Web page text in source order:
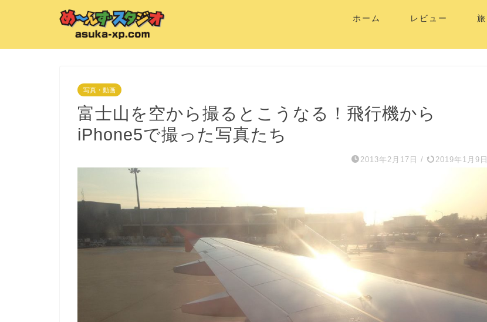
ホーム レビュー 旅
写真・動画
富士山を空から撮るとこうなる！飛行機から
iPhone5で撮った写真たち
2013年2月17日 / 2019年1月9日